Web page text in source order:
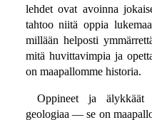
lehdet ovat avoinna
tahtoo niitä oppia
millään helposti
mitä huvittavimpia ja
on maapallomme historia.
Oppineet ja
geologiaa — se on